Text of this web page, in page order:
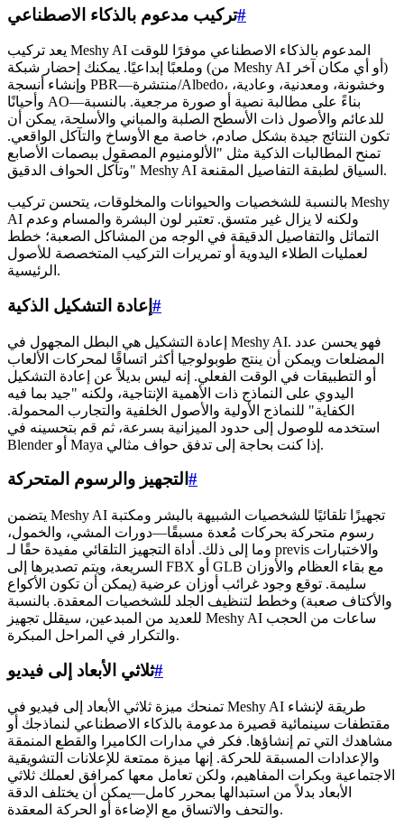
تركيب مدعوم بالذكاء الاصطناعي#
يعد تركيب Meshy AI المدعوم بالذكاء الاصطناعي موفرًا للوقت
وملعبًا إبداعيًا. يمكنك إحضار شبكة (من Meshy AI أو أي مكان آخر)
وإنشاء أنسجة PBR—منتشرة/Albedo، وخشونة، ومعدنية، وعادية،
وأحيانًا AO—بناءً على مطالبة نصية أو صورة مرجعية. بالنسبة
للدعائم والأصول ذات الأسطح الصلبة والمباني والأسلحة، يمكن أن
تكون النتائج جيدة بشكل صادم، خاصة مع الأوساخ والتآكل الواقعي.
تمنح المطالبات الذكية مثل "الألومنيوم المصقول ببصمات الأصابع
وتآكل الحواف الدقيق" Meshy AI السياق لطبقة التفاصيل المقنعة.
بالنسبة للشخصيات والحيوانات والمخلوقات، يتحسن تركيب Meshy
AI ولكنه لا يزال غير متسق. تعتبر لون البشرة والمسام وعدم
التماثل والتفاصيل الدقيقة في الوجه من المشاكل الصعبة؛ خطط
لعمليات الطلاء اليدوية أو تمريرات التركيب المتخصصة للأصول
الرئيسية.
إعادة التشكيل الذكية #
إعادة التشكيل هي البطل المجهول في Meshy AI. فهو يحسن عدد
المضلعات ويمكن أن ينتج طوبولوجيا أكثر اتساقًا لمحركات الألعاب
أو التطبيقات في الوقت الفعلي. إنه ليس بديلاً عن إعادة التشكيل
اليدوي على النماذج ذات الأهمية الإنتاجية، ولكنه "جيد بما فيه
الكفاية" للنماذج الأولية والأصول الخلفية والتجارب المحمولة.
استخدمه للوصول إلى حدود الميزانية بسرعة، ثم قم بتحسينه في
Blender أو Maya إذا كنت بحاجة إلى تدفق حواف مثالي.
التجهيز والرسوم المتحركة #
يتضمن Meshy AI تجهيزًا تلقائيًا للشخصيات الشبيهة بالبشر ومكتبة
رسوم متحركة بحركات مُعدة مسبقًا—دورات المشي، والخمول،
وما إلى ذلك. أداة التجهيز التلقائي مفيدة حقًا لـ previs والاختبارات
السريعة، ويتم تصديرها إلى FBX أو GLB مع بقاء العظام والأوزان
سليمة. توقع وجود غرائب أوزان عرضية (يمكن أن تكون الأكواع
والأكتاف صعبة) وخطط لتنظيف الجلد للشخصيات المعقدة. بالنسبة
للعديد من المبدعين، سيقلل تجهيز Meshy AI ساعات من الحجب
والتكرار في المراحل المبكرة.
ثلاثي الأبعاد إلى فيديو#
تمنحك ميزة ثلاثي الأبعاد إلى فيديو في Meshy AI طريقة لإنشاء
مقتطفات سينمائية قصيرة مدعومة بالذكاء الاصطناعي لنماذجك أو
مشاهدك التي تم إنشاؤها. فكر في مدارات الكاميرا والقطع المنمقة
والإعدادات المسبقة للحركة. إنها ميزة ممتعة للإعلانات التشويقية
الاجتماعية وبكرات المفاهيم، ولكن تعامل معها كمرافق لعملك ثلاثي
الأبعاد بدلاً من استبدالها بمحرر كامل—يمكن أن يختلف الدقة
والتحف والاتساق مع الإضاءة أو الحركة المعقدة.